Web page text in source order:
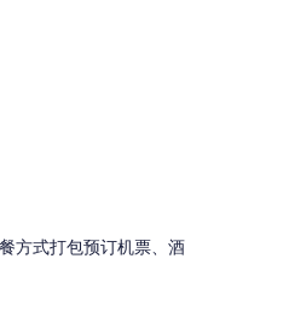
方式打包预订机票、酒